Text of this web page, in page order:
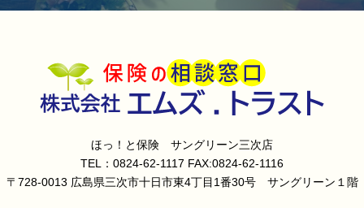
ほっ！と保険 サングリーン三次店
TEL：0824-62-1117 FAX:0824-62-1116
〒728-0013 広島県三次市十日市東4丁目1番30号 サングリーン１階